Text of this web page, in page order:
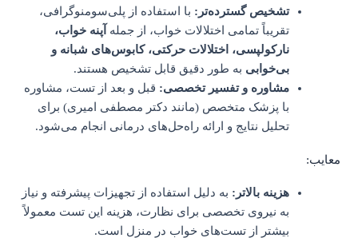
تشخیص گسترده‌تر:با استفاده از پلی‌سومنوگرافی،
تقریباً تمامی اختلالات خواب، از جملهآپنه خواب،
نارکولپسی، اختلالات حرکتی، کابوس‌های شبانه و
بی‌خوابی به طور دقیق قابل تشخیص هستند.
مشاوره و تفسیر تخصصی:قبل و بعد از تست، مشاوره
با پزشک متخصص (مانند دکتر مصطفی امیری) برای
تحلیل نتایج و ارائه راه‌حل‌های درمانی انجام می‌شود.
معایب:
هزینه بالاتر:به دلیل استفاده از تجهیزات پیشرفته و نیاز
به نیروی تخصصی برای نظارت، هزینه این تست معمولاً
بیشتر از تست‌های خواب در منزل است.